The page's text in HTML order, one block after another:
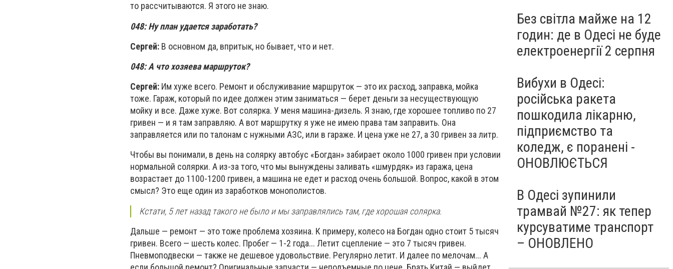
то рассчитываются. Я этого не знаю.
048:Ну план удается заработать?
Сергей: В основном да, впритык, но бывает, что и нет.
048:А что хозяева маршруток?
Сергей: Им хуже всего. Ремонт и обслуживание маршруток — это их расход, заправка, мойка
тоже. Гараж, который по идее должен этим заниматься — берет деньги за несуществующую
мойку и все. Даже хуже. Вот солярка. У меня машина-дизель. Я знаю, где хорошее топливо по 27
гривен — и я там заправляю. А вот маршрутку я уже не имею права там заправить. Она
заправляется или по талонам с нужными АЗС, или в гараже. И цена уже не 27, а 30 гривен за литр.
Чтобы вы понимали, в день на солярку автобус «Богдан» забирает около 1000 гривен при условии
нормальной солярки. А из-за того, что мы вынуждены заливать «шмурдяк» из гаража, цена
возрастает до 1100-1200 гривен, а машина не едет и расход очень большой. Вопрос, какой в этом
смысл? Это еще один из заработков монополистов.
Кстати, 5 лет назад такого не было и мы заправлялись там, где хорошая солярка.
Дальше — ремонт — это тоже проблема хозяина. К примеру, колесо на Богдан одно стоит 5 тысяч
гривен. Всего — шесть колес. Пробег — 1-2 года... Летит сцепление — это 7 тысяч гривен.
Пневмоподвески — также не дешевое удовольствие. Регулярно летит. И далее по мелочам... А
Без світла майже на 12
годин: де в Одесі не буде
електроенергії 2 серпня
Вибухи в Одесі:
російська ракета
пошкодила лікарню,
підприємство та
коледж, є поранені -
ОНОВЛЮЄТЬСЯ
В Одесі зупинили
трамвай №27: як тепер
курсуватиме транспорт
– ОНОВЛЕНО